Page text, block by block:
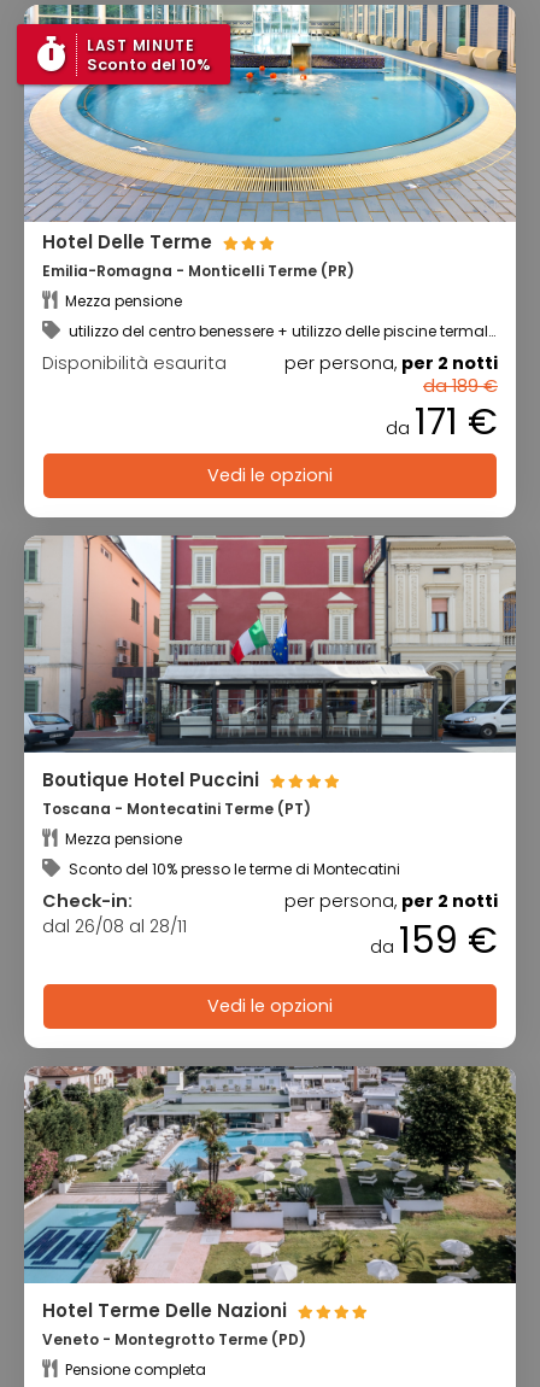
LAST MINUTE
Sconto del 10%
Hotel Delle Terme
Emilia-Romagna - Monticelli Terme (PR)
Mezza pensione
utilizzo del centro benessere + utilizzo delle piscine termali
Disponibilità esaurita per persona, per 2 notti
da 189 €
da 171 €
Vedi le opzioni
Boutique Hotel Puccini
Toscana - Montecatini Terme (PT)
Mezza pensione
Sconto del 10% presso le terme di Montecatini
Check-in:
dal 26/08 al 28/11
per persona, per 2 notti
da 159 €
Vedi le opzioni
Hotel Terme Delle Nazioni
Veneto - Montegrotto Terme (PD)
Pensione completa